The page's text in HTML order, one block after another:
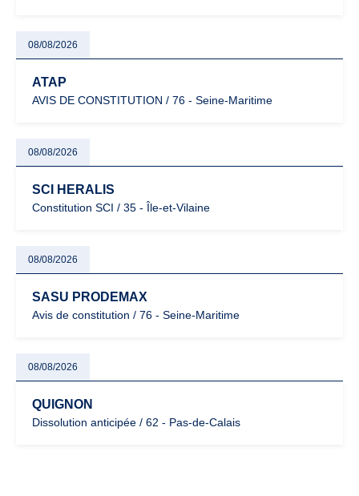
08/08/2026
ATAP
AVIS DE CONSTITUTION / 76 - Seine-Maritime
08/08/2026
SCI HERALIS
Constitution SCI / 35 - Île-et-Vilaine
08/08/2026
SASU PRODEMAX
Avis de constitution / 76 - Seine-Maritime
08/08/2026
QUIGNON
Dissolution anticipée / 62 - Pas-de-Calais